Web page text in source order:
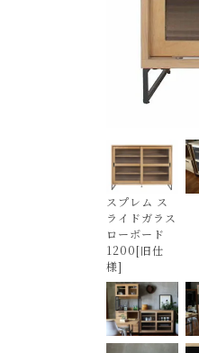
スプレム ス
ライドガラス
ローボード
1200[旧仕
様]